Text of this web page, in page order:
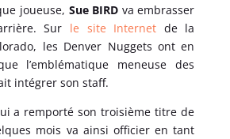
joueuse, Sue BIRD va embrasser
Sur le site Internet de la
les Denver Nuggets ont en
l’emblématique meneuse des
intégrer son staff.
a remporté son troisième titre de
mois va ainsi officier en tant